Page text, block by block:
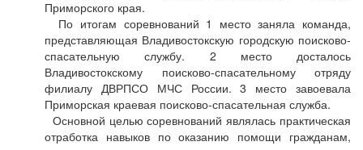
Приморского края.
По итогам соревнований 1 место заняла команда,
представляющая Владивостокскую городскую поисково-
спасательную службу. 2 место досталось
Владивостокскому поисково-спасательному отряду
филиалу ДВРПСО МЧС России. 3 место завоевала
Приморская краевая поисково-спасательная служба.
Основной целью соревнований являлась практическая
отработка навыков по оказанию помощи гражданам,